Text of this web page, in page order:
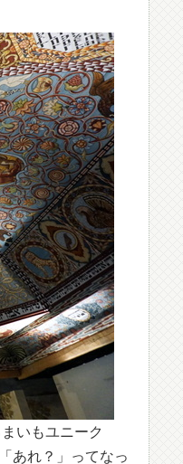
いもユニーク
あれ？」ってなっ